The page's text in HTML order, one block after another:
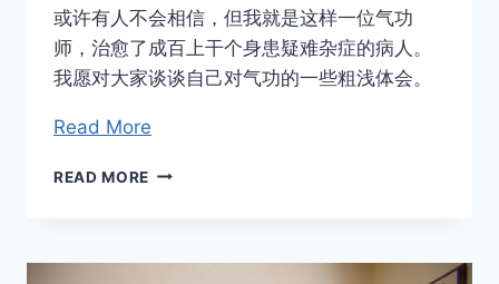
或许有人不会相信，但我就是这样一位气功
师，治愈了成百上干个身患疑难杂症的病人。
我愿对大家谈谈自己对气功的一些粗浅体会。
Read More
READ MORE 气
功